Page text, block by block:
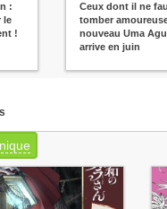
:
le
!
Ceux dont il ne
tomber
nouveau Uma
arrive en juin